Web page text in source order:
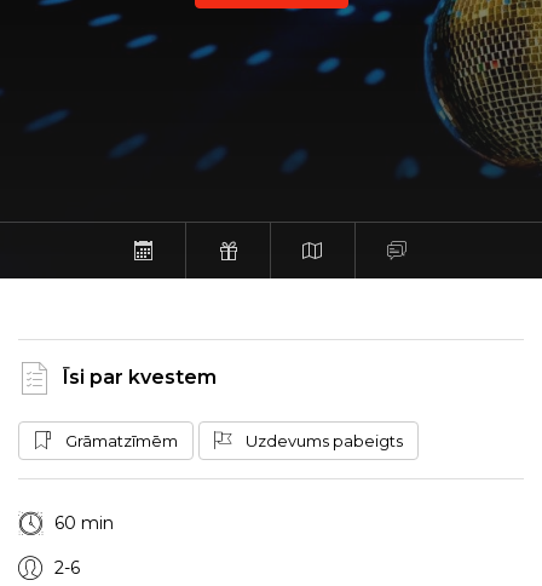
Īsi par kvestem
Grāmatzīmēm Uzdevums pabeigts
60 min
2-6